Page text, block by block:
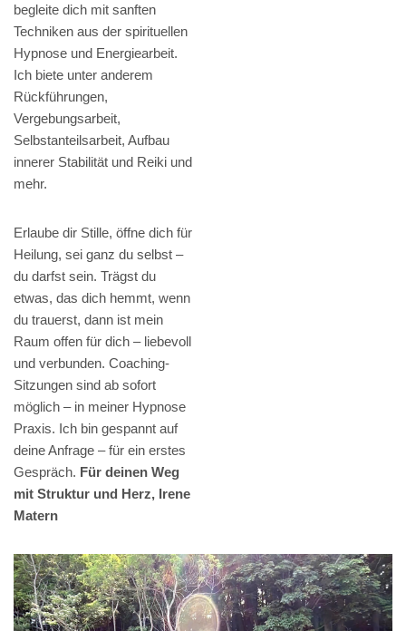
begleite dich mit sanften
Techniken aus der spirituellen
Hypnose und Energiearbeit.
Ich biete unter anderem
Rückführungen,
Vergebungsarbeit,
Selbstanteilsarbeit, Aufbau
innerer Stabilität und Reiki und
mehr.
Erlaube dir Stille, öffne dich für
Heilung, sei ganz du selbst –
du darfst sein. Trägst du
etwas, das dich hemmt, wenn
du trauerst, dann ist mein
Raum offen für dich – liebevoll
und verbunden. Coaching-
Sitzungen sind ab sofort
möglich – in meiner Hypnose
Praxis. Ich bin gespannt auf
deine Anfrage – für ein erstes
Gespräch. Für deinen Weg
mit Struktur und Herz, Irene
Matern